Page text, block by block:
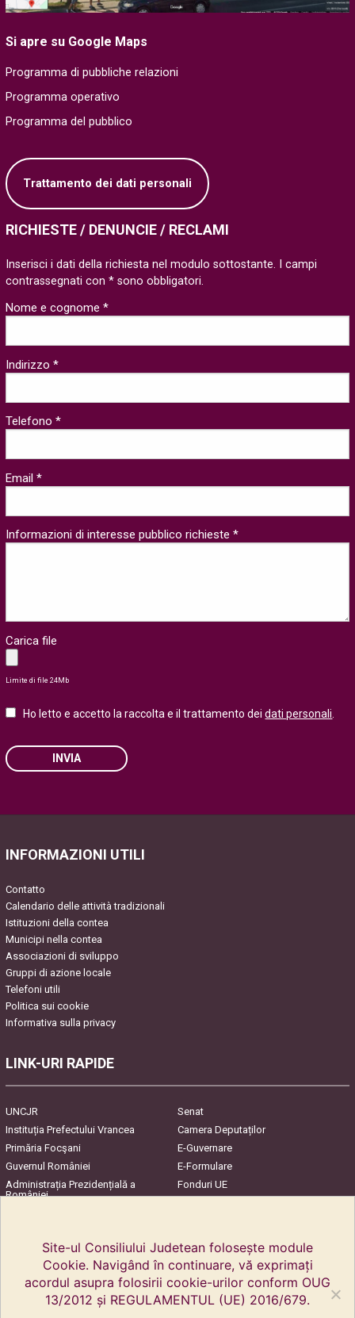
Si apre su Google Maps
Programma di pubbliche relazioni
Programma operativo
Programma del pubblico
Trattamento dei dati personali
RICHIESTE / DENUNCIE / RECLAMI
Inserisci i dati della richiesta nel modulo sottostante. I campi
contrassegnati con * sono obbligatori.
Nome e cognome *
Indirizzo *
Telefono *
Email *
Informazioni di interesse pubblico richieste *
Carica file
Limite di file 24Mb
Ho letto e accetto la raccolta e il trattamento deidati personali.
INVIA
INFORMAZIONI UTILI
Contatto
Calendario delle attività tradizionali
Istituzioni della contea
Municipi nella contea
Associazioni di sviluppo
Gruppi di azione locale
Telefoni utili
Politica sui cookie
Informativa sulla privacy
LINK-URI RAPIDE
UNCJR
Senat
Instituția Prefectului Vrancea
Camera Deputaților
Primăria Focşani
E-Guvernare
Guvernul României
E-Formulare
Administrația Prezidențială a
României
Fonduri UE
Site-ul Consiliului Judetean folosește module
Cookie. Navigând în continuare, vă exprimați
acordul asupra folosirii cookie-urilor conform OUG
13/2012 și REGULAMENTUL (UE) 2016/679.